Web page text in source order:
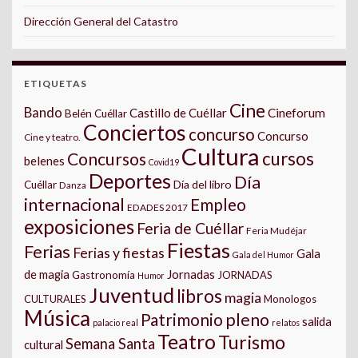
Dirección General del Catastro
ETIQUETAS
Bando Belén CuéllarCastillo de Cuéllar Cine Cineforum
Cine y teatro. Conciertos concurso Concurso
belenes Concursos Covid19 Cultura cursos
Cuéllar Danza Deportes Día del libro Día
internacional EDADES 2017 Empleo
exposiciones Feria de Cuéllar Feria Mudéjar
Ferias Ferias y fiestas Fiestas Gala del Humor Gala
de magia Gastronomía Humor Jornadas JORNADAS
CULTURALES Juventud libros magia Monologos
Música palacio real Patrimonio pleno relatos salida
cultural Semana Santa TeatroTurismo